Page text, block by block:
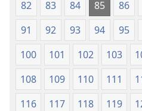
82
83 84 85 86
91
92 93 94 95
100
101 102 103
108
109 110 111
116
117 118 119